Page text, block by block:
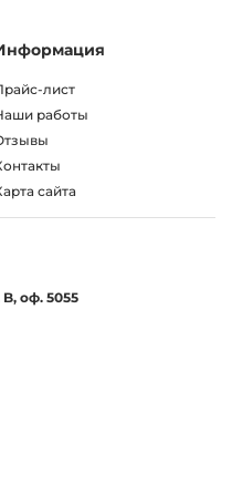
лист
работы
сайта
B, оф. 5055